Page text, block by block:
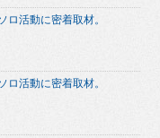
ロ活動に密着取材。
ロ活動に密着取材。